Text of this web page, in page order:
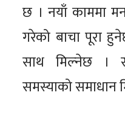
छ । नयाँ काममा
गरेको बाचा पूरा
साथ मिल्नेछ ।
समस्याको समाधान